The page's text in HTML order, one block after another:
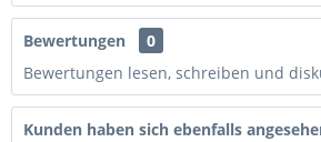
Bewertungen
0
Bewertungen lesen, schreiben und
Kunden haben sich ebenfalls